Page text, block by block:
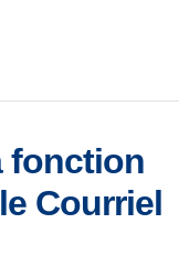
fonction
Courriel